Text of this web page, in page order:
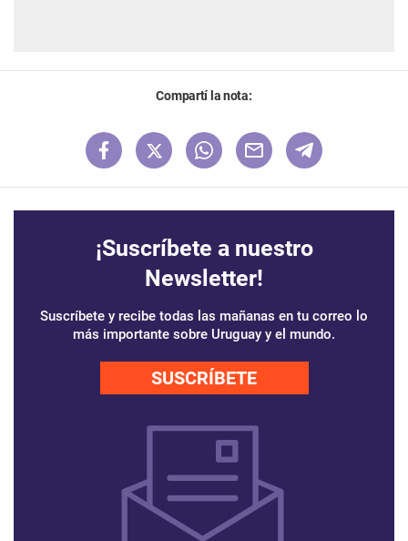
Compartí la nota:
¡Suscríbete a nuestro
Newsletter!
Suscríbete y recibe todas las mañanas en tu correo lo
más importante sobre Uruguay y el mundo.
SUSCRÍBETE